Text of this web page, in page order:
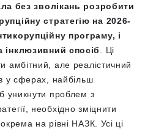
без зволікань розробити
стратегію на 2026-
програму, і
спосіб
. Ці
амбітний, але реалістичний
у сферах, найбільш
уникнути проблем з
необхідно зміцнити
на рівні НАЗК. Усі ці